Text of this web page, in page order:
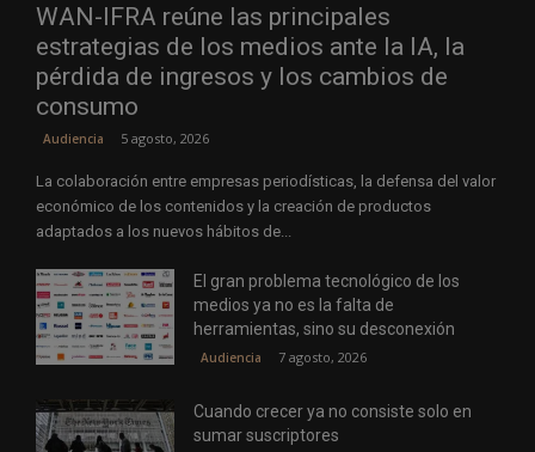
WAN-IFRA reúne las principales
estrategias de los medios ante la IA, la
pérdida de ingresos y los cambios de
consumo
Audiencia 5 agosto, 2026
La colaboración entre empresas periodísticas, la defensa del valor
económico de los contenidos y la creación de productos
adaptados a los nuevos hábitos de...
El gran problema tecnológico de los
medios ya no es la falta de
herramientas, sino su desconexión
Audiencia 7 agosto, 2026
Cuando crecer ya no consiste solo en
sumar suscriptores